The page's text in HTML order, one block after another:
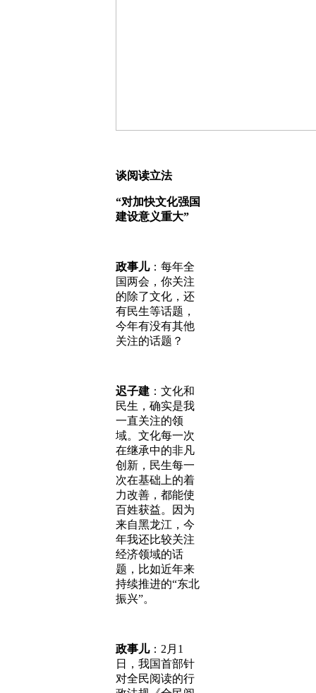
谈阅读立法
“对加快文化强国
建设意义重大”
政事儿：每年全
国两会，你关注
的除了文化，还
有民生等话题，
今年有没有其他
关注的话题？
迟子建 ：文化和
民生，确实是我
一直关注的领
域。文化每一次
在继承中的非凡
创新，民生每一
次在基础上的着
力改善，都能使
百姓获益。因为
来自黑龙江，今
年我还比较关注
经济领域的话
题，比如近年来
持续推进的“东北
振兴”。
政事儿：2月1
日，我国首部针
对全民阅读的行